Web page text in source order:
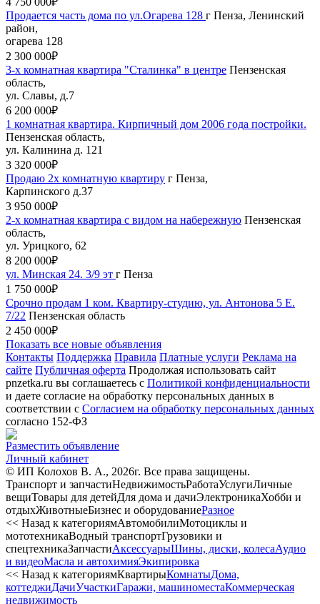
Продается часть дома по ул.Огарева 128 г Пенза, Ленинский
район,
огарева 128
2 300 000₽
3-х комнатная квартира "Сталинка" в центре Пензенская
область,
ул. Славы, д.7
6 200 000₽
1 комнатная квартира. Кирпичный дом 2006 года постройки.
Пензенская область,
ул. Калинина д. 121
3 320 000₽
Продаю 2х комнатную квартиру г Пенза,
Карпинского д.37
3 950 000₽
2-х комнатная квартира с видом на набережную Пензенская
область,
ул. Урицкого, 62
8 200 000₽
ул. Минская 24. 3/9 эт г Пенза
1 750 000₽
Срочно продам 1 ком. Квартиру-студию, ул. Антонова 5 Е.
7/22 Пензенская область
2 450 000₽
Показать все новые объявления
Контакты Поддержка Правила Платные услуги Реклама на
сайте Публичная оферта Продолжая использовать сайт
pnzetka.ru вы соглашаетесь с Политикой конфиденциальности
и даете согласие на обработку персональных данных в
соответствии с Согласием на обработку персональных данных
согласно 152-ФЗ
Разместить объявление
Личный кабинет
© ИП Колохов В. А., 2026г. Все права защищены.
Транспорт и запчастиНедвижимостьРаботаУслугиЛичные
вещиТовары для детейДля дома и дачиЭлектроникаХобби и
отдыхЖивотныеБизнес и оборудованиеРазное
<< Назад к категориямАвтомобилиМотоциклы и
мототехникаВодный транспортГрузовики и
спецтехникаЗапчастиАксессуарыШины, диски, колесаАудио
и видеоМасла и автохимияЭкипировка
<< Назад к категориямКвартирыКомнатыДома,
коттеджиДачиУчасткиГаражи, машиноместаКоммерческая
недвижимость